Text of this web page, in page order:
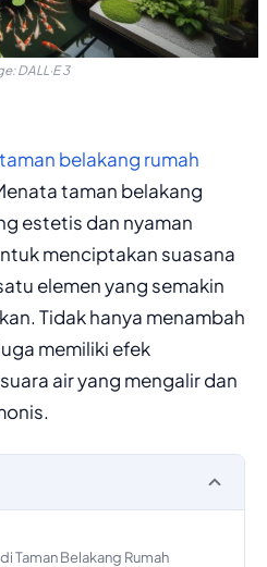
DALL·E 3
belakang rumah
taman belakang
estetis dan nyaman
menciptakan suasana
elemen yang semakin
Tidak hanya menambah
memiliki efek
air yang mengalir dan
Taman Belakang Rumah